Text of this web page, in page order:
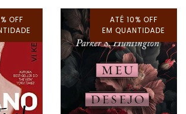
OFF
ATÉ 10% OFF
EM QUANTIDADE